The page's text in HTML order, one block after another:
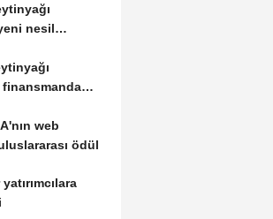
nesil
finansmanda
web
ödül